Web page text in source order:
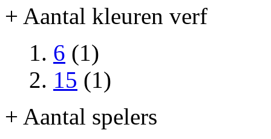
+ Aantal kleuren verf
6 (1)
15 (1)
+ Aantal spelers